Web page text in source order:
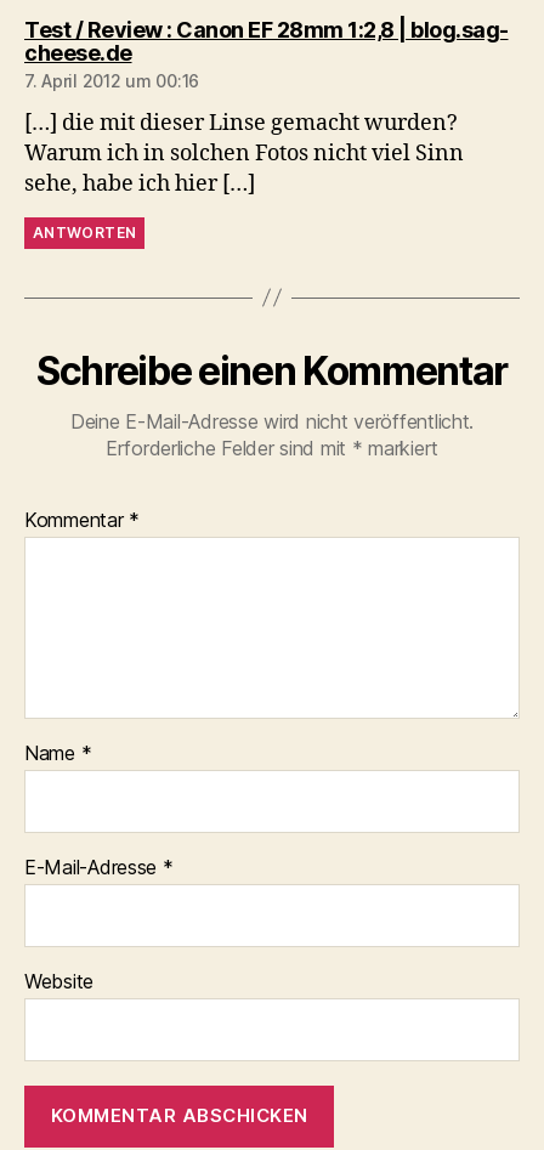
Test / Review : Canon EF 28mm 1:2,8 | blog.sag-
cheese.desagt:
7. April 2012 um 00:16
[…] die mit dieser Linse gemacht wurden?
Warum ich in solchen Fotos nicht viel Sinn
sehe, habe ich hier […]
ANTWORTEN
Schreibe einen Kommentar
Deine E-Mail-Adresse wird nicht veröffentlicht.
Erforderliche Felder sind mit * markiert
Kommentar *
Name *
E-Mail-Adresse *
Website